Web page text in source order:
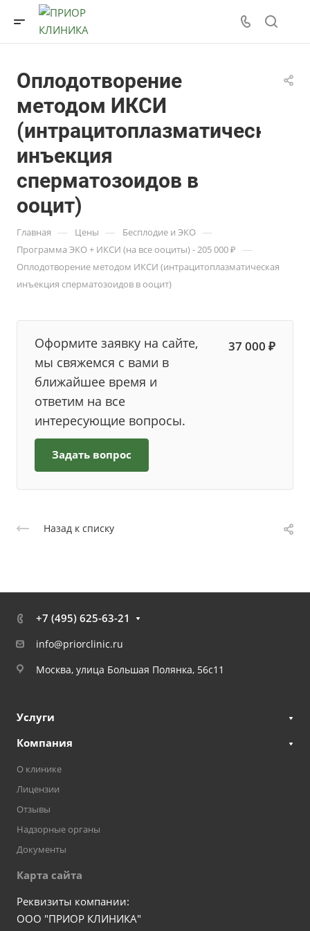
Оплодотворение
методом ИКСИ
(интрацитоплазматическая
инъекция
сперматозоидов в
ооцит)
Главная — Цены — Бесплодие и ЭКО —
Программа ЭКО + ИКСИ (на все ооциты) - 205 000 ₽ —
Оплодотворение методом ИКСИ (интрацитоплазматическая
инъекция сперматозоидов в ооцит)
Оформите заявку на сайте,
мы свяжемся с вами в
ближайшее время и
ответим на все
интересующие вопросы.
37 000 ₽
Задать вопрос
Назад к списку
+7 (495) 625-63-21
info@priorclinic.ru
Москва, улица Большая Полянка, 56с11
Услуги
Компания
О клинике
Лицензии
Отзывы
Надзорные органы
Документы
Карта сайта
Реквизиты компании:
ООО "ПРИОР КЛИНИКА"